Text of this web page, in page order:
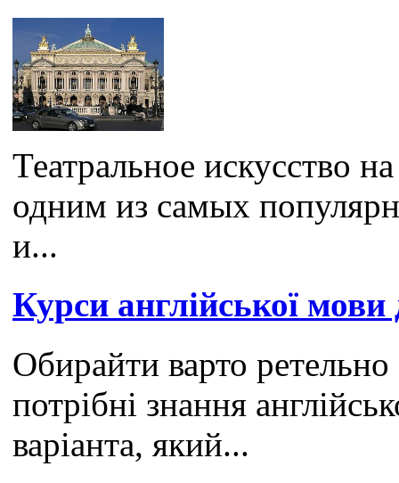
Театральное искусство
одним из самых
и...
Курси англійської мови
Обирайти варто
потрібні знання
варіанта, який...